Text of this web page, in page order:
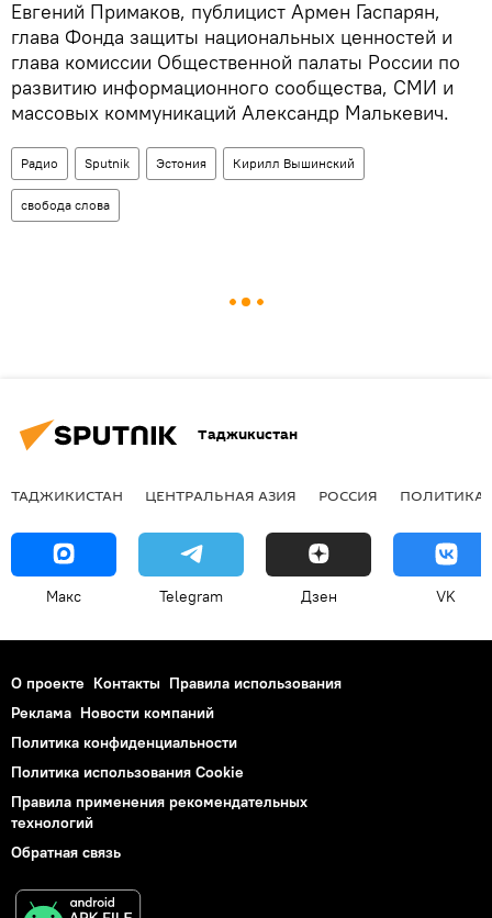
Евгений Примаков, публицист Армен Гаспарян,
глава Фонда защиты национальных ценностей и
глава комиссии Общественной палаты России по
развитию информационного сообщества, СМИ и
массовых коммуникаций Александр Малькевич.
Радио Sputnik Эстония Кирилл Вышинский
свобода слова
Таджикистан
ТАДЖИКИСТАН ЦЕНТРАЛЬНАЯ АЗИЯ РОССИЯ ПОЛИТИКА
Макс Telegram Дзен VK
О проекте Контакты Правила использования
Реклама Новости компаний
Политика конфиденциальности
Политика использования Cookie
Правила применения рекомендательных
технологий
Обратная связь